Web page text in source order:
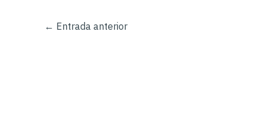
← Entrada anterior